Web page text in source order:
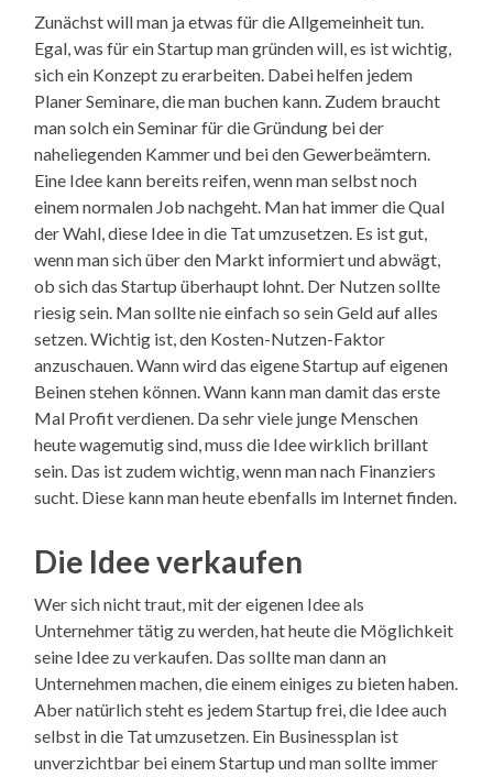
Zunächst will man ja etwas für die Allgemeinheit tun.
Egal, was für ein Startup man gründen will, es ist wichtig,
sich ein Konzept zu erarbeiten. Dabei helfen jedem
Planer Seminare, die man buchen kann. Zudem braucht
man solch ein Seminar für die Gründung bei der
naheliegenden Kammer und bei den Gewerbeämtern.
Eine Idee kann bereits reifen, wenn man selbst noch
einem normalen Job nachgeht. Man hat immer die Qual
der Wahl, diese Idee in die Tat umzusetzen. Es ist gut,
wenn man sich über den Markt informiert und abwägt,
ob sich das Startup überhaupt lohnt. Der Nutzen sollte
riesig sein. Man sollte nie einfach so sein Geld auf alles
setzen. Wichtig ist, den Kosten-Nutzen-Faktor
anzuschauen. Wann wird das eigene Startup auf eigenen
Beinen stehen können. Wann kann man damit das erste
Mal Profit verdienen. Da sehr viele junge Menschen
heute wagemutig sind, muss die Idee wirklich brillant
sein. Das ist zudem wichtig, wenn man nach Finanziers
sucht. Diese kann man heute ebenfalls im Internet finden.
Die Idee verkaufen
Wer sich nicht traut, mit der eigenen Idee als
Unternehmer tätig zu werden, hat heute die Möglichkeit
seine Idee zu verkaufen. Das sollte man dann an
Unternehmen machen, die einem einiges zu bieten haben.
Aber natürlich steht es jedem Startup frei, die Idee auch
selbst in die Tat umzusetzen. Ein Businessplan ist
unverzichtbar bei einem Startup und man sollte immer